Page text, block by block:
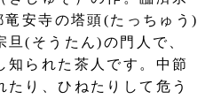
安寺の塔頭(たっちゅう)
旦(そうたん)の門人で、
知られた茶人です。中節
たり、ひねたりして危う